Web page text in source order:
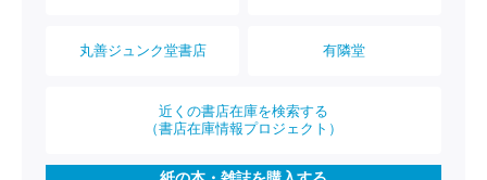
丸善ジュンク堂書店 有隣堂
近くの書店在庫を検索する
（書店在庫情報プロジェクト）